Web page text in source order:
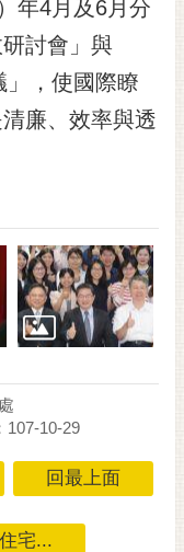
年4月及6月分
討會」與
」，使國際瞭
廉、效率與透
107-10-29
回最上面
宅...